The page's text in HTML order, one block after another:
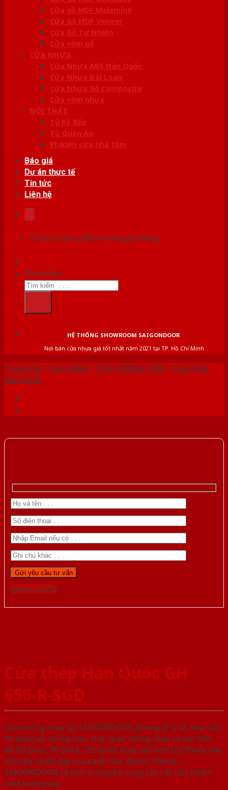
Cửa gỗ MDF Melamine
Cửa Gỗ MDF Veneer
Cửa Gỗ Tự Nhiên
Cửa vòm gỗ
CỬA NHỰA
Cửa Nhựa ABS Hàn Quốc
Cửa Nhựa Đài Loan
Cửa Nhựa Gỗ Composite
Cửa vòm nhựa
NỘI THẤT
Tủ Kệ Bếp
Tủ Quần Áo
Phụ kiện cửa nhà tắm
Báo giá
Dự án thực tế
Tin tức
Liên hệ
Chưa có sản phẩm trong giỏ hàng.
Tìm kiếm:
HỆ THỐNG SHOWROOM SAIGONDOOR
Nơi bán cửa nhựa giá tốt nhất năm 2021 tại TP. Hồ Chí Minh
Trang chủ /Sản phẩm /CỬA CHỐNG CHÁY/Cửa thép
Hàn Quốc
Gọi 0976.169.864
Cửa thép Hàn Quốc GH
656-R-SGD
Cửa chống cháy tại SAIGONDOOR phong phú về màu sắc,
đa dạng về chủng loại, thời gian chống cháy có các mức
độ 60 phút, 90 phút, 120 phút hoặc lâu hơn tùy thuộc vào
vật liệu và độ dày của cánh cửa: 45mm, 50mm.
SAIGONDOOR là đơn vị chuyên cung cấp các sản phẩm
chất lượng cao.